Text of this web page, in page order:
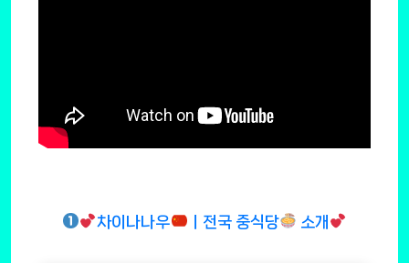
차이나나우 ㅣ전국 중식당 소개